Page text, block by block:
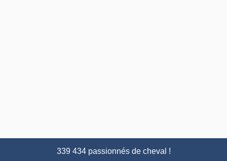
339 434 passionnés de cheval !